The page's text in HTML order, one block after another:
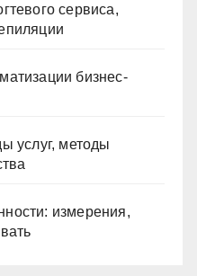
сервиса,
бизнес-
услуг, методы
измерения,